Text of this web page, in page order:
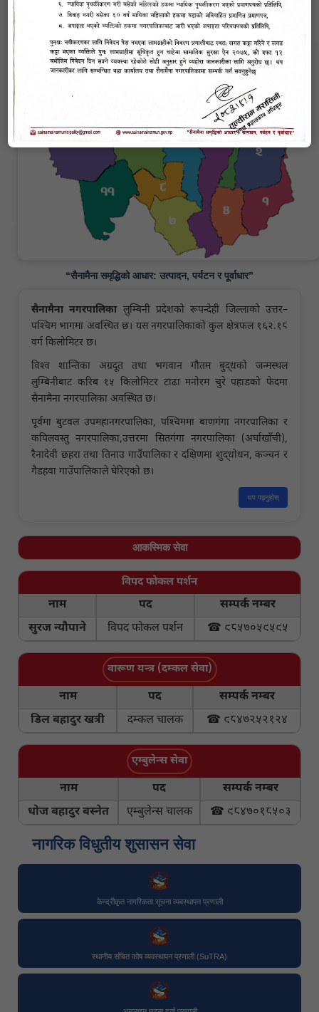
सैनामैना नगरपालिकाको संक्षिप्त परिचय
“सैनामैना समृद्धिको आधार: उत्पादन, पर्यटन र पूर्वाधार”
सैनामैना नगरपालिकालुम्बिनी प्रदेशको रूपन्देही जिल्लाको उत्तर–
पश्चिम भागमा अवस्थित छ। यस नगरपालिकाको कुल क्षेत्रफल १६२.१८
वर्ग किलोमिटर छ।
विश्व शान्तिका अग्रदूत तथा भगवान गौतम बुद्धको जन्मस्थल
लुम्बिनीबाट करिब १५ किलोमिटर टाढा मनोरम चुरे पहाडको फेदमा
सैनामैना नगरपालिका अवस्थित छ।
पूर्वमा बुटवल उपमहानगरपालिका, पश्चिममा बाणगंगा नगरपालिका र
कपिलवस्तु नगरपालिका,उत्तरमा सितगंगा नगरपालिका (अर्घाखाँची),
रैनादेवी छहरा तथा तिनाउ गाउँपालिका र दक्षिणमा शुद्धोधन, कञ्चन र
गैडहवा गाउँपालिकाले घेरिएको छ।
थप पढ्नुहोस्
आकस्मिक सेवा
विपद फोकल पर्शन
नाम पद
सम्पर्क नम्बर
सुरज न्यौपाने
विपद फोकल पर्शन ☎ ९८५७०५९५९५
वारूण यन्त्र (दम्कल सेवा)
नाम पद
सम्पर्क नम्बर
डिल बहादुर खत्री
दम्कल चालक ☎ ९८४७२५२१२४
एम्बुलेन्स सेवा
नाम पद
सम्पर्क नम्बर
धोज बहादुर बस्नेत
एम्बुलेन्स चालक ☎ ९८४७०१८५०३
नागरिक विधुतीय शुसासन सेवा
केन्द्रीकृत नागरिकता सूचना व्यवस्थापन प्रणाली
स्थानीय संचित कोष व्यवस्थापन प्रणाली (SuTRA)